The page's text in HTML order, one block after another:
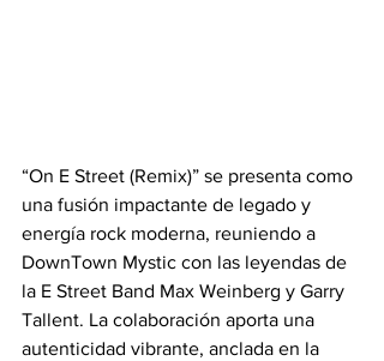
“On E Street (Remix)” se presenta como
una fusión impactante de legado y
energía rock moderna, reuniendo a
DownTown Mystic con las leyendas de
la E Street Band Max Weinberg y Garry
Tallent. La colaboración aporta una
autenticidad vibrante, anclada en la